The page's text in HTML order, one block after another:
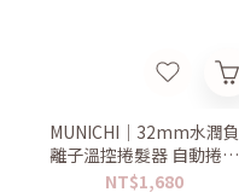
MUNICHI｜32mm水潤負
離子溫控捲髮器 自動捲髮
棒
NT$1,680